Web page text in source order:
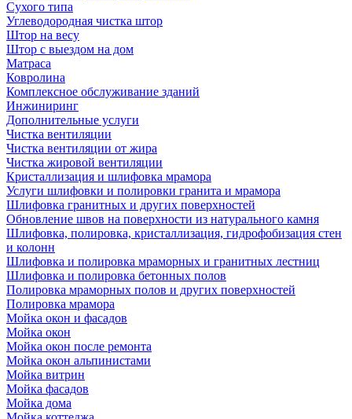
Сухого типа
Углеводородная чистка штор
Штор на весу
Штор с выездом на дом
Матраса
Ковролина
Комплексное обслуживание зданий
Инжиниринг
Дополнительные услуги
Чистка вентиляции
Чистка вентиляции от жира
Чистка жировой вентиляции
Кристаллизация и шлифовка мрамора
Услуги шлифовки и полировки гранита и мрамора
Шлифовка гранитных и других поверхностей
Обновление швов на поверхности из натурального камня
Шлифовка, полировка, кристаллизация, гидрофобизация стен
и колонн
Шлифовка и полировка мраморных и гранитных лестниц
Шлифовка и полировка бетонных полов
Полировка мраморных полов и других поверхностей
Полировка мрамора
Мойка окон и фасадов
Мойка окон
Мойка окон после ремонта
Мойка окон альпинистами
Мойка витрин
Мойка фасадов
Мойка дома